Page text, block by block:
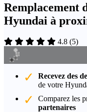
Remplacement
Hyundai à
4.8 (5)
Recevez des
de votre
Comparez les
partenaires